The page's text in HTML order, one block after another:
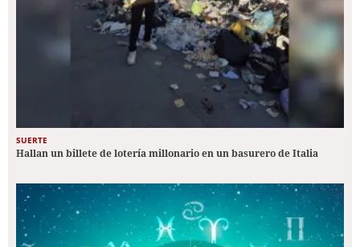
SUERTE
Hallan un billete de lotería millonario en un basurero de Italia